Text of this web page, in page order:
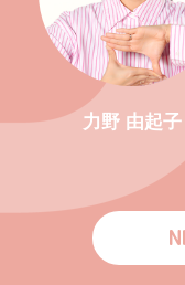
力野 由起子